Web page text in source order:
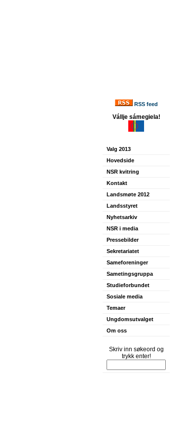
RSS feed
Vállje sámegiela!
Valg 2013
Hovedside
NSR kvitring
Kontakt
Landsmøte 2012
Landsstyret
Nyhetsarkiv
NSR i media
Pressebilder
Sekretariatet
Sameforeninger
Sametingsgruppa
Studieforbundet
Sosiale media
Temaer
Ungdomsutvalget
Om oss
Skriv inn søkeord og
trykk enter!